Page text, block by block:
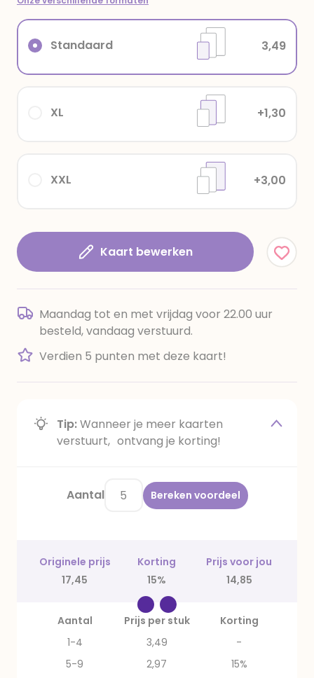
XXL +3,00
XL +1,30
Standaard 3,49
Kaart bewerken
Maandag tot en met vrijdag voor 22.00 uur
besteld, vandaag verstuurd.
Verdien 5 punten met deze kaart!
Tip:Wanneer je meer kaarten
verstuurt, ontvang je korting!
Aantal Bereken voordeel
Originele prijs Korting
Prijs voor jou
17,45
15% 14,85
Aantal Prijs per stuk
Korting
1-4
3,49
-
5-9
2,97
15%